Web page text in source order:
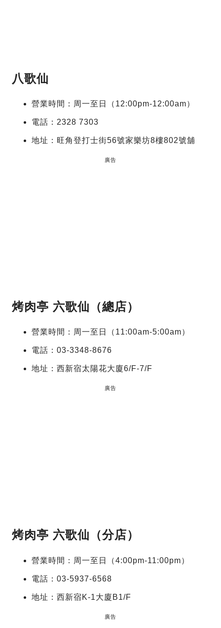
八歌仙
營業時間：周一至日（12:00pm-12:00am）
電話：2328 7303
地址：旺角登打士街56號家樂坊8樓802號舖
廣告
烤肉亭 六歌仙（總店）
營業時間：周一至日（11:00am-5:00am）
電話：03-3348-8676
地址：西新宿太陽花大廈6/F-7/F
廣告
烤肉亭 六歌仙（分店）
營業時間：周一至日（4:00pm-11:00pm）
電話：03-5937-6568
地址：西新宿K-1大廈B1/F
廣告